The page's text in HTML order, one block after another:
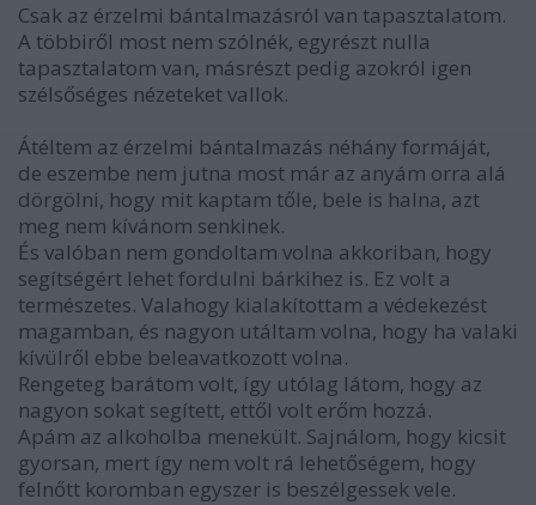
Csak az érzelmi bántalmazásról van tapasztalatom.
A többiről most nem szólnék, egyrészt nulla
tapasztalatom van, másrészt pedig azokról igen
szélsőséges nézeteket vallok.
Átéltem az érzelmi bántalmazás néhány formáját,
de eszembe nem jutna most már az anyám orra alá
dörgölni, hogy mit kaptam tőle, bele is halna, azt
meg nem kívánom senkinek.
És valóban nem gondoltam volna akkoriban, hogy
segítségért lehet fordulni bárkihez is. Ez volt a
természetes. Valahogy kialakítottam a védekezést
magamban, és nagyon utáltam volna, hogy ha valaki
kívülről ebbe beleavatkozott volna.
Rengeteg barátom volt, így utólag látom, hogy az
nagyon sokat segített, ettől volt erőm hozzá.
Apám az alkoholba menekült. Sajnálom, hogy kicsit
gyorsan, mert így nem volt rá lehetőségem, hogy
felnőtt koromban egyszer is beszélgessek vele.